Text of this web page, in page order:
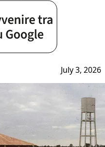
July 3, 2026